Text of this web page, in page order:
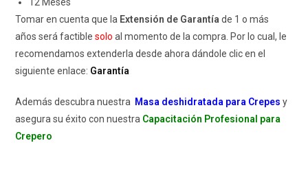
Tomar en cuenta que la Extensión de Garantía de 1 o más
años será factiblesolo al momento de la compra. Por lo cual, le
recomendamos extenderla desde ahora dándole clic en el
siguiente enlace: Garantía
Además descubra nuestra Masa deshidratada para Crepes y
asegura su éxito con nuestra Capacitación Profesional para
Crepero